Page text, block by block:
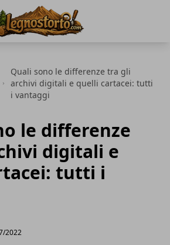
Quali sono le differenze tra gli
archivi digitali e quelli cartacei: tutti
i vantaggi
le differenze
digitali e
tutti i
2022